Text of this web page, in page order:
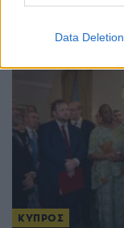
Data Deletion
19/07/2026 - 5:48μμ
ΚΥΠΡΟΣ